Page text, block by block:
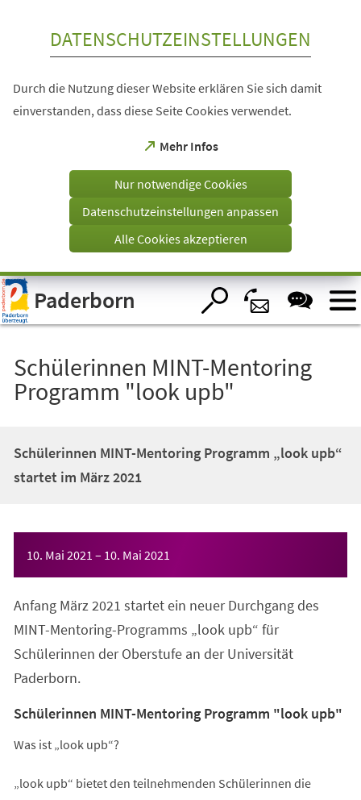
Visuelle
Assistenzsoftware
öffnen.
DATENSCHUTZEINSTELLUNGEN
Durch die Nutzung dieser Website erklären Sie sich damit
einverstanden, dass diese Seite Cookies verwendet.
Mehr Infos
(Öffnet
einem
Tab)
Nur notwendige Cookies
Datenschutzeinstellungen anpassen
Alle Cookies akzeptieren
Paderborn
Schülerinnen MINT-Mentoring
Programm "look upb"
Schülerinnen MINT-Mentoring Programm „look upb“
startet im März 2021
10. Mai 2021 – 10. Mai 2021
Anfang März 2021 startet ein neuer Durchgang des
MINT-Mentoring-Programms „look upb“ für
Schülerinnen der Oberstufe an der Universität
Paderborn.
Schülerinnen MINT-Mentoring Programm "look upb"
Was ist „look upb“?
„look upb“ bietet den teilnehmenden Schülerinnen die